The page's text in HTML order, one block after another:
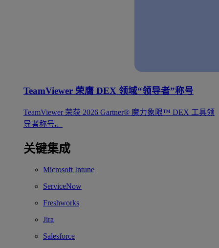
TeamViewer 荣膺 DEX 领域“领导者”称号
TeamViewer 荣获 2026 Gartner® 魔力象限™ DEX 工具领
导者称号。
关键集成
Microsoft Intune
ServiceNow
Freshworks
Jira
Salesforce